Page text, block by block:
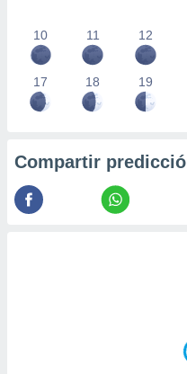
10 11 12
17 18 19
Compartir